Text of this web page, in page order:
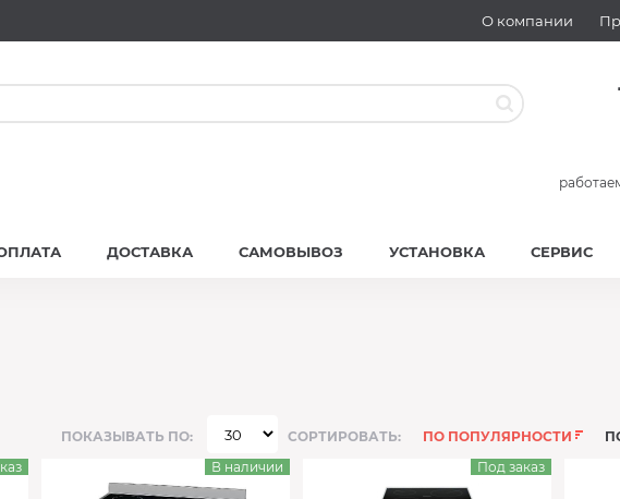
О компании
ДОСТАВКА САМОВЫВОЗ УСТАНОВКА СЕРВИС
ПОКАЗЫВАТЬ ПО: СОРТИРОВАТЬ: ПО ПОПУЛЯРНОСТИ
В наличии Под заказ